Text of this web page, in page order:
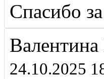
Спасибо
24.10.2025